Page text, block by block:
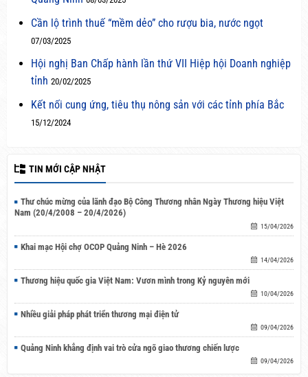
Cần lộ trình thuế “mềm dẻo” cho rượu bia, nước ngọt
07/03/2025
Hội nghị Ban Chấp hành lần thứ VII Hiệp hội Doanh nghiệp
tỉnh 20/02/2025
Kết nối cung ứng, tiêu thụ nông sản với các tỉnh phía Bắc
15/12/2024
TIN MỚI CẬP NHẬT
Thư chúc mừng của lãnh đạo Bộ Công Thương nhân Ngày Thương hiệu Việt
Nam (20/4/2008 – 20/4/2026)
15/04/2026
Khai mạc Hội chợ OCOP Quảng Ninh – Hè 2026
14/04/2026
Thương hiệu quốc gia Việt Nam: Vươn mình trong Kỷ nguyên mới
10/04/2026
Nhiều giải pháp phát triển thương mại điện tử
09/04/2026
Quảng Ninh khẳng định vai trò cửa ngõ giao thương chiến lược
09/04/2026